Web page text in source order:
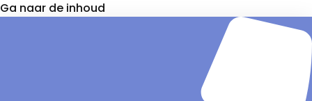
Ga naar de inhoud